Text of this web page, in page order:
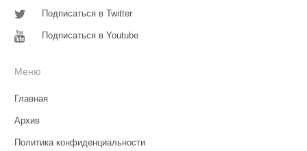
Подписаться в Twitter
Подписаться в Youtube
Меню
Главная
Архив
Политика конфиденциальности